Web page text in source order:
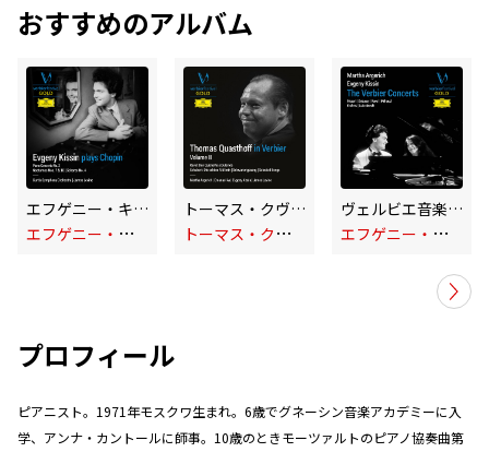
おすすめのアルバム
エフゲニー・キーシン・プレイズ・ショパン
エ
フゲニー・キーシン
トーマス・クヴァストホフinヴェルビエ音楽祭 (第2巻/ライヴ)
ト
ーマス・クヴァストホフ
ヴェルビエ音楽祭コンサート:アルゲリッチ&キーシン
エ
フゲニー・キーシン
プロフィール
ピアニスト。1971年モスクワ生まれ。6歳でグネーシン音楽アカデミーに入
学、アンナ・カントールに師事。10歳のときモーツァルトのピアノ協奏曲第